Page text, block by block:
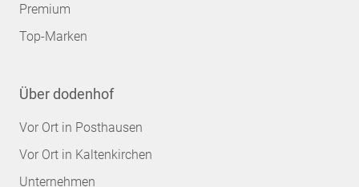
Premium
Top-Marken
Über dodenhof
Vor Ort in Posthausen
Vor Ort in Kaltenkirchen
Unternehmen